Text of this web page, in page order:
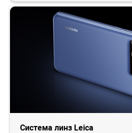
Система линз Leica